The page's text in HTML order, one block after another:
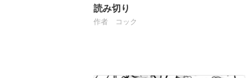
読み切り
作者 コック